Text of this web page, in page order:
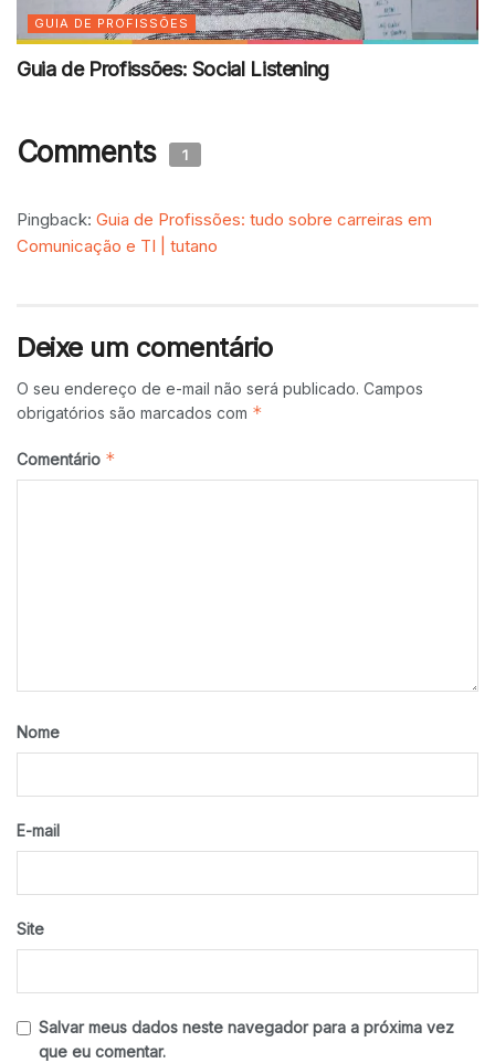
GUIA DE PROFISSÕES
Guia de Profissões: Social Listening
Comments 1
Pingback: Guia de Profissões: tudo sobre carreiras em
Comunicação e TI | tutano
Deixe um comentário
O seu endereço de e-mail não será publicado. Campos
obrigatórios são marcados com *
Comentário *
Nome
E-mail
Site
Salvar meus dados neste navegador para a próxima vez
que eu comentar.